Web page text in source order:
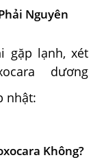
Nguyên
gặp lạnh, xét
dương
nguyên
sĩ Nguyễn
ngừa sán...
nhật:
Không?